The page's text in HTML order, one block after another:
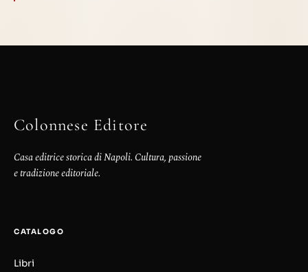
Colonnese Editore
Casa editrice storica di Napoli. Cultura, passione
e tradizione editoriale.
CATALOGO
Libri